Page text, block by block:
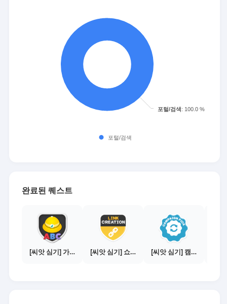
완료된 퀘스트
[씨앗 심기] 가이드보기 - 매체별 활동 가이드 [씨앗 심기] 쇼핑몰 링크 발급하기 - 제휴몰 10곳 [씨앗 심기] 캠페인 전환하기